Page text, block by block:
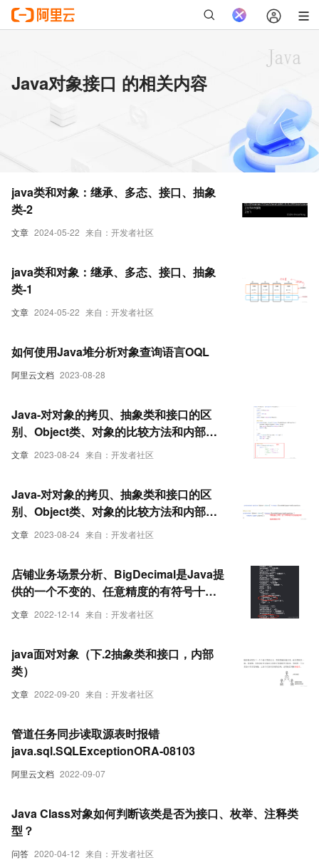
Java对象接口 的相关内容
文章 2024-05-22 来自：开发者社区
java类和对象：继承、多态、接口、抽象
类-2
文章 2024-05-22 来自：开发者社区
java类和对象：继承、多态、接口、抽象
类-1
阿里云文档 2023-08-28
如何使用Java堆分析对象查询语言OQL
文章 2023-08-24 来自：开发者社区
Java-对对象的拷贝、抽象类和接口的区
别、Object类、对象的比较方法和内部类
（下）
文章 2023-08-24 来自：开发者社区
Java-对对象的拷贝、抽象类和接口的区
别、Object类、对象的比较方法和内部类
（上）
文章 2022-12-14 来自：开发者社区
店铺业务场景分析、BigDecimal是Java提
供的一个不变的、任意精度的有符号十进
制数对象。它提供了四个构造器，有两个
文章 2022-09-20 来自：开发者社区
java面对对象（下.2抽象类和接口，内部
类）
阿里云文档 2022-09-07
管道任务同步读取源表时报错
java.sql.SQLExceptionORA-08103
问答 2020-04-12 来自：开发者社区
Java Class对象如何判断该类是否为接口、枚举、注释类
型？